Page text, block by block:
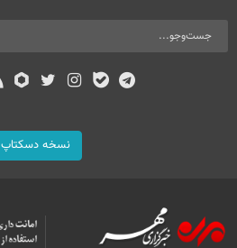
نسخه دسکتاپ